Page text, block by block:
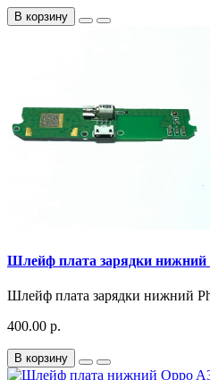
В корзину
Шлейф плата зарядки нижний
Шлейф плата зарядки нижний
400.00 р.
В корзину